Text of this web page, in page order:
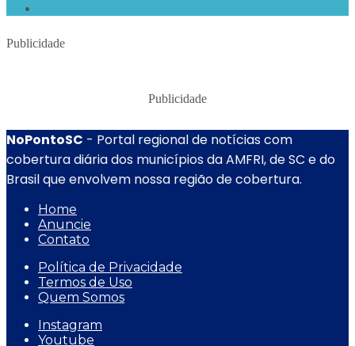
Publicidade
Publicidade
NoPontoSC - Portal regional de notícias com
cobertura diária dos municípios da AMFRI, de SC e do
Brasil que envolvem nossa região de cobertura.
Home
Anuncie
Contato
Política de Privacidade
Termos de Uso
Quem Somos
Instagram
Youtube